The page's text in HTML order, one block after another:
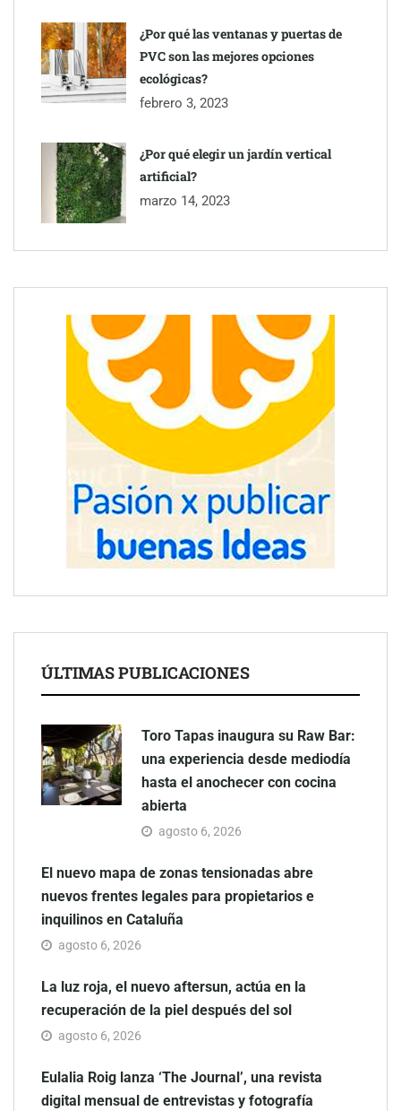
¿Por qué las ventanas y puertas de
PVC son las mejores opciones
ecológicas?
febrero 3, 2023
¿Por qué elegir un jardín vertical
artificial?
marzo 14, 2023
ÚLTIMAS PUBLICACIONES
Toro Tapas inaugura su Raw Bar:
una experiencia desde mediodía
hasta el anochecer con cocina
abierta
agosto 6, 2026
El nuevo mapa de zonas tensionadas abre
nuevos frentes legales para propietarios e
inquilinos en Cataluña
agosto 6, 2026
La luz roja, el nuevo aftersun, actúa en la
recuperación de la piel después del sol
agosto 6, 2026
Eulalia Roig lanza ‘The Journal’, una revista
digital mensual de entrevistas y fotografía